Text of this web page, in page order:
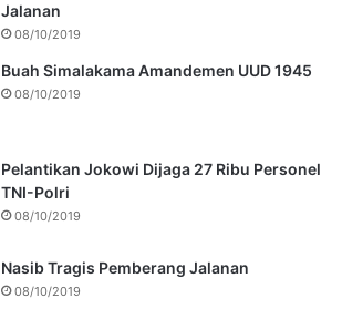
Jalanan
08/10/2019
Buah Simalakama Amandemen UUD 1945
08/10/2019
Pelantikan Jokowi Dijaga 27 Ribu Personel
TNI-Polri
08/10/2019
Nasib Tragis Pemberang Jalanan
08/10/2019